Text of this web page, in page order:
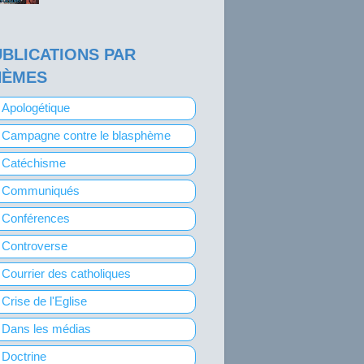
PAR
Apologétique
Campagne contre le blasphème
Catéchisme
Communiqués
Conférences
Controverse
Courrier des catholiques
Crise de l'Eglise
Dans les médias
Doctrine